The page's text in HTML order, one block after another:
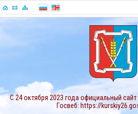
С 24 октября 2023 года официальный
Госвеб: https://